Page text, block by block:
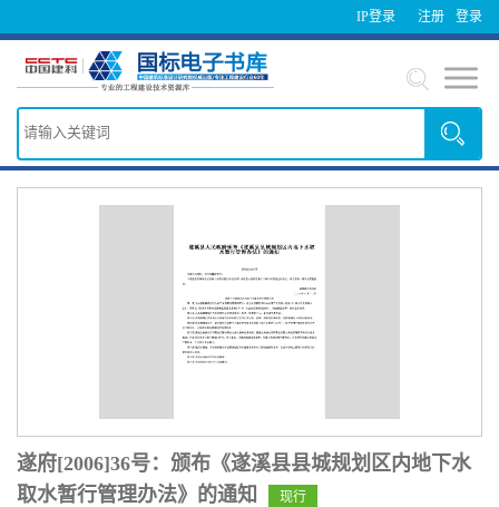
IP登录 登录
注册
遂府[2006]36号：颁布《遂溪县县城规划区内地下水
取水暂行管理办法》的通知
现行